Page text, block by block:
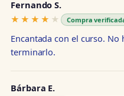
Fernando S.
★★★★★
★★★★★ Compra
Encantada con el curso.
terminarlo.
Bárbara E.